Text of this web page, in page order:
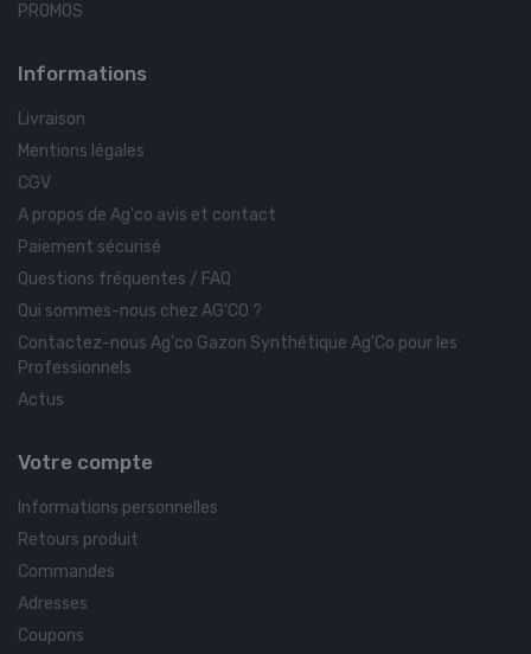
PROMOS
Informations
Livraison
Mentions légales
CGV
A propos de Ag'co avis et contact
Paiement sécurisé
Questions fréquentes / FAQ
Qui sommes-nous chez AG'CO ?
Contactez-nous Ag'co Gazon Synthétique Ag'Co pour les
Professionnels
Actus
Votre compte
Informations personnelles
Retours produit
Commandes
Adresses
Coupons